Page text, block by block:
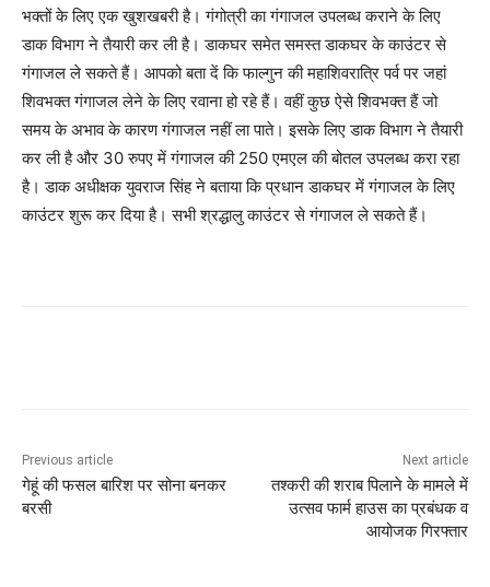
भक्तों के लिए एक खुशखबरी है। गंगोत्री का गंगाजल उपलब्ध कराने के लिए
डाक विभाग ने तैयारी कर ली है। डाकघर समेत समस्त डाकघर के काउंटर से
गंगाजल ले सकते हैं। आपको बता दें कि फाल्गुन की महाशिवरात्रि पर्व पर जहां
शिवभक्त गंगाजल लेने के लिए रवाना हो रहे हैं। वहीं कुछ ऐसे शिवभक्त हैं जो
समय के अभाव के कारण गंगाजल नहीं ला पाते। इसके लिए डाक विभाग ने तैयारी
कर ली है और 30 रुपए में गंगाजल की 250 एमएल की बोतल उपलब्ध करा रहा
है। डाक अधीक्षक युवराज सिंह ने बताया कि प्रधान डाकघर में गंगाजल के लिए
काउंटर शुरू कर दिया है। सभी श्रद्धालु काउंटर से गंगाजल ले सकते हैं।
Previous article
गेहूं की फसल बारिश पर सोना बनकर
बरसी
Next article
तश्करी की शराब पिलाने के मामले में
उत्सव फार्म हाउस का प्रबंधक व
आयोजक गिरफ्तार